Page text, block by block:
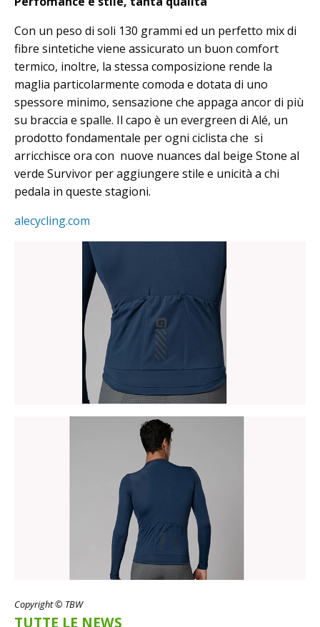
Con un peso di soli 130 grammi ed un perfetto mix di
fibre sintetiche viene assicurato un buon comfort
termico, inoltre, la stessa composizione rende la
maglia particolarmente comoda e dotata di uno
spessore minimo, sensazione che appaga ancor di più
su braccia e spalle. Il capo è un evergreen di Alé, un
prodotto fondamentale per ogni ciclista che si
arricchisce ora con nuove nuances dal beige Stone al
verde Survivor per aggiungere stile e unicità a chi
pedala in queste stagioni.
alecycling.com
Copyright © TBW
TUTTE LE NEWS